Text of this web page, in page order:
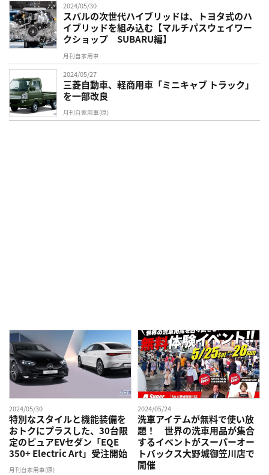
2024/05/30
スバルの次世代ハイブリッドは、トヨタ式のハ
イブリッドを組み込む【マルチパスウェイワー
クショップ SUBARU編】
月刊自家用車
2024/05/27
三菱自動車、軽商用車「ミニキャブ トラック」
を一部改良
月刊自家用車(原)
2024/05/30
特別なスタイルと機能装備を
おトクにプラスした、30台限
定のピュアEVセダン「EQE
350+ Electric Art」受注開始
月刊自家用車(原)
2024/05/24
洗車アイテムが無料で使い放
題！ 世界の洗車用品が集合
するイベントがスーパーオー
トバックス大野城御笠川店で
開催